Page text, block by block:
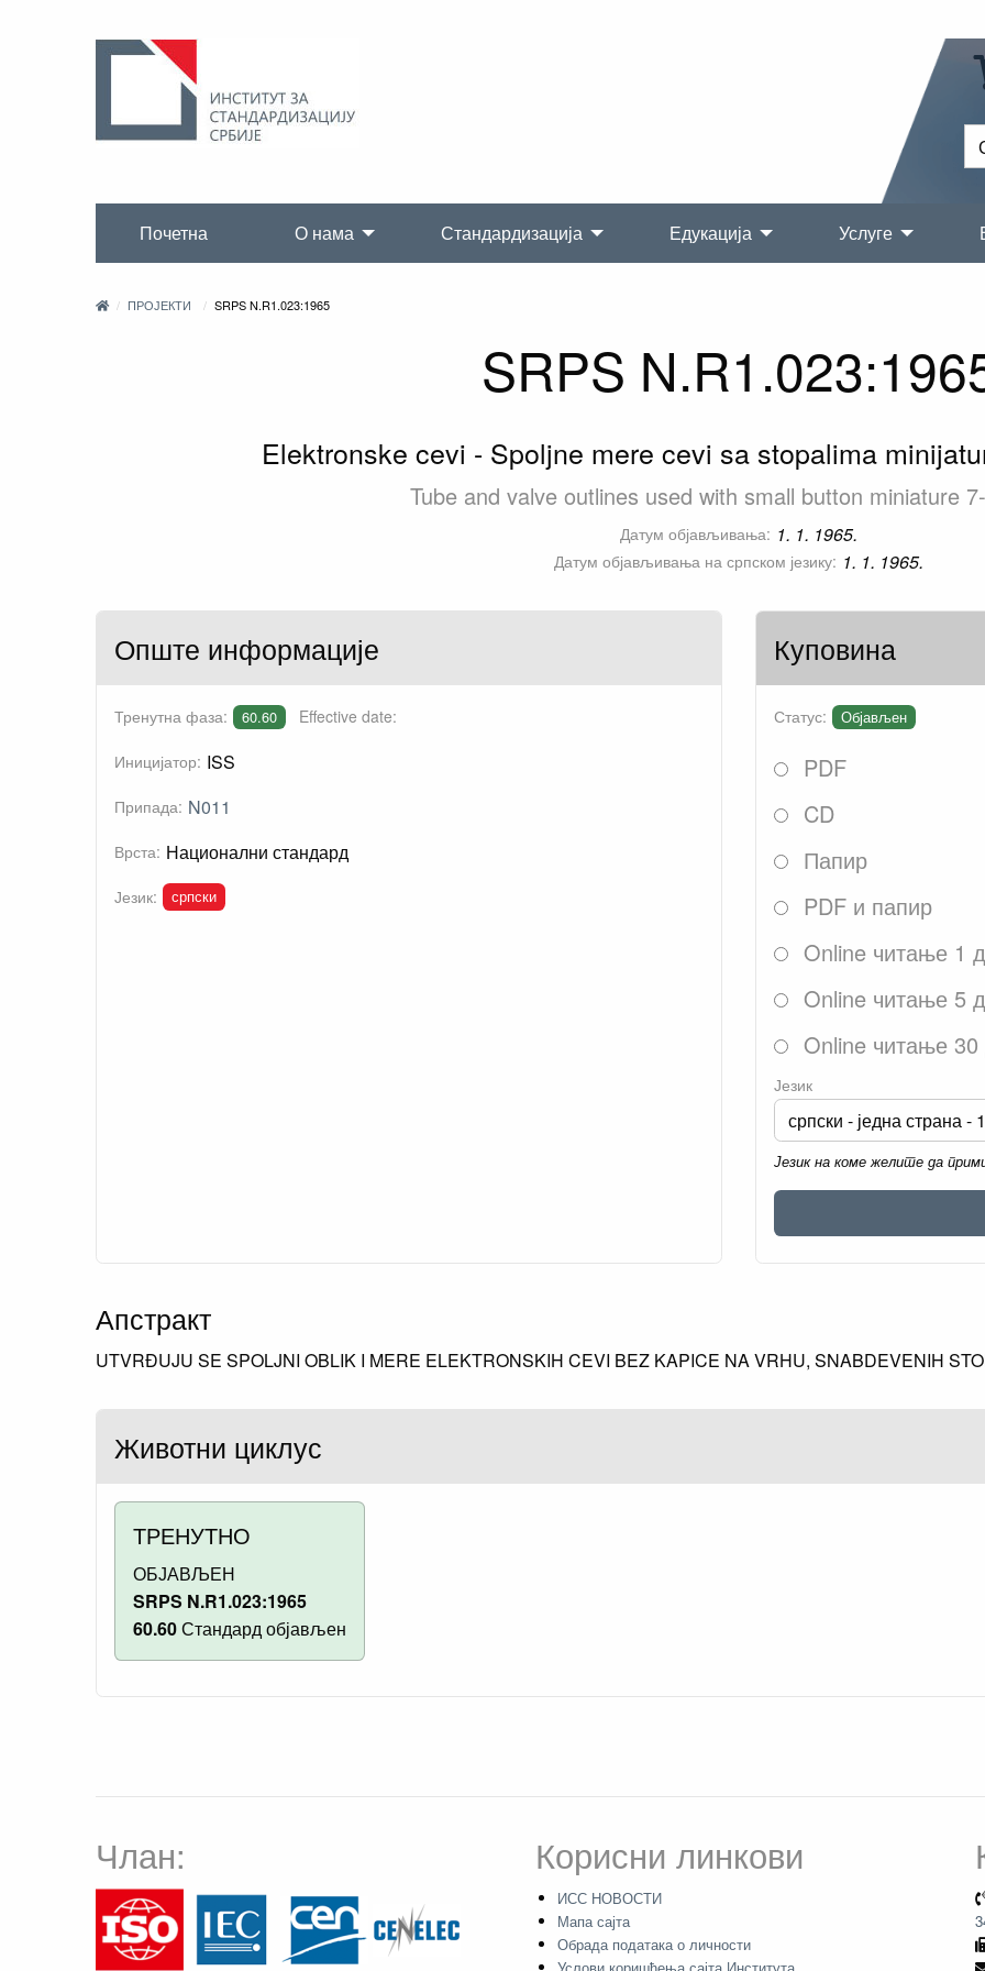
Почетна О нама Стандардизација Едукација Услуге
ПРОЈЕКТИ SRPS N.R1.023:1965
SRPS
Elektronske cevi - Spoljne mere cevi sa stopalima
Tube and valve outlines used with small button miniature
Датум објављивања: 1. 1. 1965.
Датум објављивања на српском језику: 1. 1. 1965.
Опште информације
Тренутна фаза: 60.60 Effective date:
Иницијатор: ISS
Припада: N011
Врста: Национални стандард
Језик: српски
Куповина
Статус: Објављен
PDF
CD
Папир
PDF и папир
Online читање 1
Online читање 5
Online читање
Језик
Језик на коме желите да
Апстракт
UTVRĐUJU SE SPOLJNI OBLIK I MERE ELEKTRONSKIH CEVI BEZ KAPICE NA VRHU, SNABDEVENIH
Животни циклус
ТРЕНУТНО
ОБЈАВЉЕН
SRPS N.R1.023:1965
60.60Стандард објављен
Члан: Корисни линкови
ИСС НОВОСТИ
Мапа сајта
Обрада података о личности